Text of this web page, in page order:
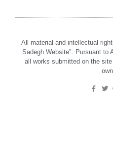
All material and intellectual
Sadegh Website". Pursuant to
all works submitted on the